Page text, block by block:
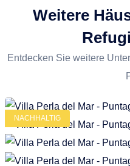
Weitere
Entdecken Sie weitere
NACHHALTIG